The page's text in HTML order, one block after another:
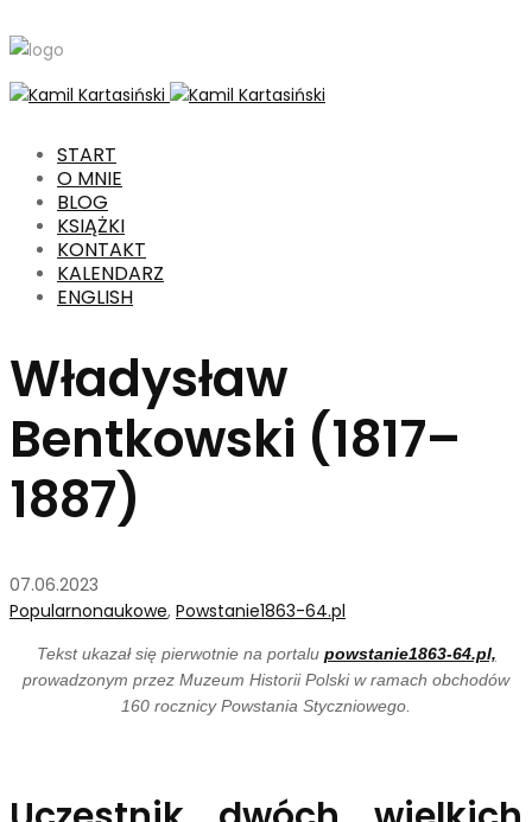
START
O MNIE
BLOG
KSIĄŻKI
KONTAKT
KALENDARZ
ENGLISH
Władysław
Bentkowski (1817–
1887)
07.06.2023
Popularnonaukowe, Powstanie1863-64.pl
Tekst ukazał się pierwotnie na portalu powstanie1863-64.pl,
prowadzonym przez Muzeum Historii Polski w ramach obchodów
160 rocznicy Powstania Styczniowego.